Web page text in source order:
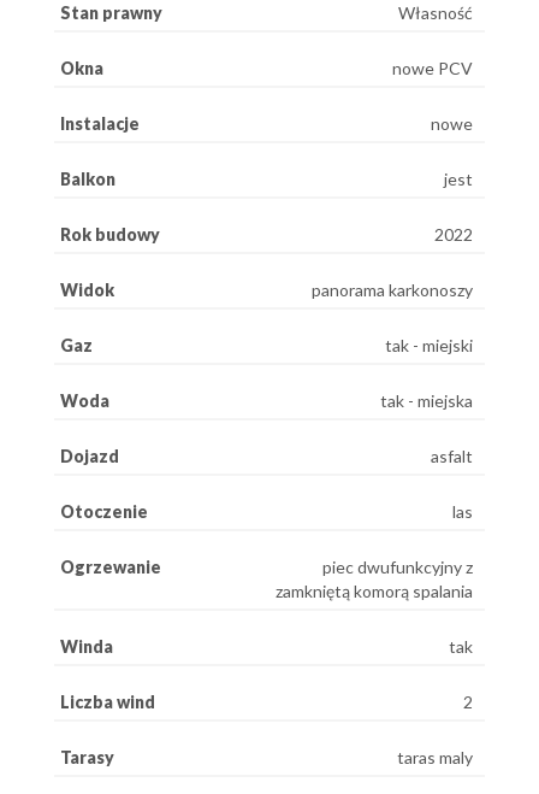
Stan prawny Własność
Okna nowe PCV
Instalacje nowe
Balkon jest
Rok budowy 2022
Widok panorama karkonoszy
Gaz tak - miejski
Woda tak - miejska
Dojazd asfalt
Otoczenie las
Ogrzewanie
piec dwufunkcyjny z
zamkniętą komorą spalania
Winda tak
Liczba wind 2
Tarasy taras maly